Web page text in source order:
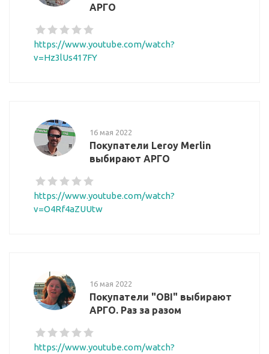
АРГО
https://www.youtube.com/watch?
v=Hz3lUs417FY
16 мая 2022
Покупатели Leroy Merlin
выбирают АРГО
https://www.youtube.com/watch?
v=O4Rf4aZUUtw
16 мая 2022
Покупатели "OBI" выбирают
АРГО. Раз за разом
https://www.youtube.com/watch?